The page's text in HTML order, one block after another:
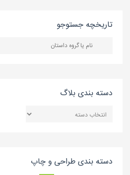
تاریخچه جستوجو
دسته بندی بلاگ
بندی
دسته بندی طراحی و چاپ